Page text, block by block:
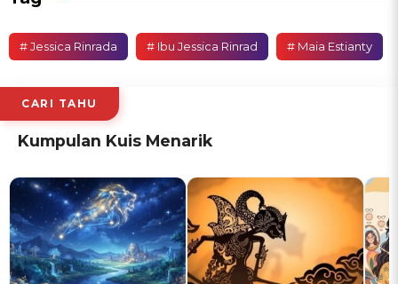
# Jessica Rinrada # Ibu Jessica Rinrad # Maia Estianty
CARI TAHU
Kumpulan Kuis Menarik